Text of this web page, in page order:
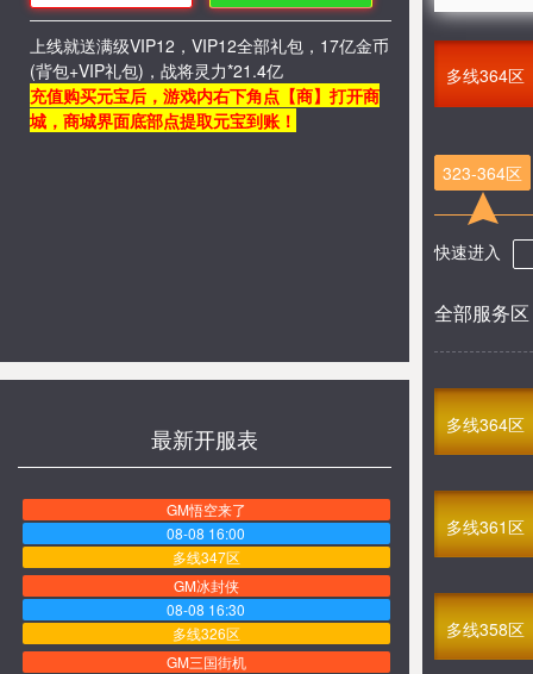
上线就送满级VIP12，VIP12全部礼包，17亿金币
(背包+VIP礼包)，战将灵力*21.4亿
充值购买元宝后，游戏内右下角点【商】打开商
城，商城界面底部点提取元宝到账！
最新开服表
GM悟空来了
08-08 16:00
多线347区
GM冰封侠
08-08 16:30
多线326区
GM三国街机
多线364区
323-364区
快速进入
全部服务区
多线364区
多线361区
多线358区